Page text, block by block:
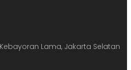
Lama, Jakarta Selatan